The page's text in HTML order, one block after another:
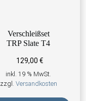
Verschleißset
TRP Slate T4
129,00 €
inkl. 19 % MwSt.
zzgl. Versandkosten